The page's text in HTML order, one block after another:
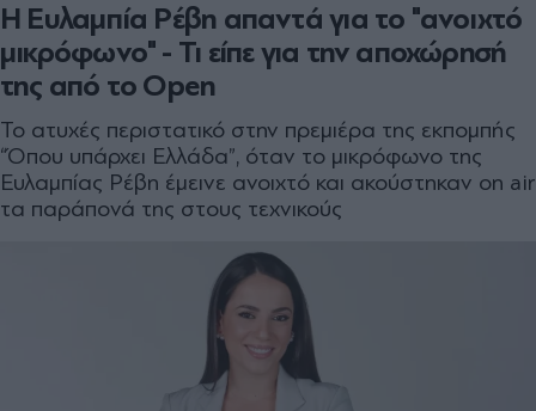
H Ευλαμπία Ρέβη απαντά για το "ανοιχτό
µικρόφωνο" - Τι είπε για την αποχώρησή
της από το Open
Το ατυχές περιστατικό στην πρεµιέρα της εκπομπής
“Όπου υπάρχει Ελλάδα”, όταν το μικρόφωνο της
Ευλαμπίας Ρέβη έμεινε ανοιχτό και ακούστηκαν on air
τα παράπονά της στους τεχνικούς